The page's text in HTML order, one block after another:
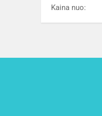
Kaina nuo: